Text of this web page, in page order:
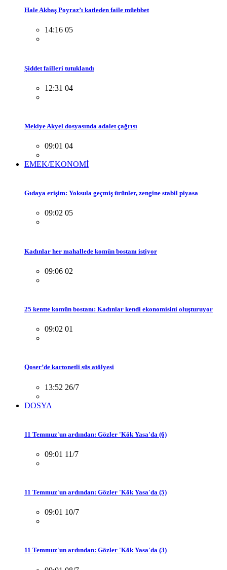
Hale Akbaş Poyraz’ı katleden faile müebbet
14:16 05
Şiddet failleri tutuklandı
12:31 04
Mekiye Akyel dosyasında adalet çağrısı
09:01 04
EMEK/EKONOMİ
Gıdaya erişim: Yoksula geçmiş ürünler, zengine stabil piyasa
09:02 05
Kadınlar her mahallede komün bostanı istiyor
09:06 02
25 kentte komün bostanı: Kadınlar kendi ekonomisini oluşturuyor
09:02 01
Qoser’de kartonetli süs atölyesi
13:52 26/7
DOSYA
11 Temmuz'un ardından: Gözler 'Kök Yasa'da (6)
09:01 11/7
11 Temmuz'un ardından: Gözler 'Kök Yasa'da (5)
09:01 10/7
11 Temmuz'un ardından: Gözler 'Kök Yasa'da (3)